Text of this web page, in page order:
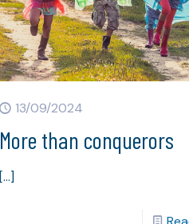
13/09/2024
More than conquerors
[…]